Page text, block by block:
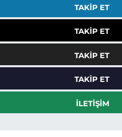
TAKIP ET
TAKIP ET
TAKIP ET
TAKIP ET
İLETIŞIM